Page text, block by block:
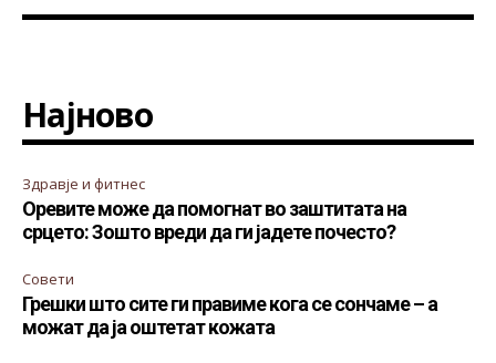
Најново
Здравје и фитнес
Оревите може да помогнат во заштитата на
срцето: Зошто вреди да ги јадете почесто?
Совети
Грешки што сите ги правиме кога се сончаме – а
можат да ја оштетат кожата